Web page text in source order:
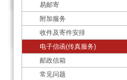
易邮寄
附加服务
收件及寄件安排
电子信函(传真服务)
邮政信箱
常见问题